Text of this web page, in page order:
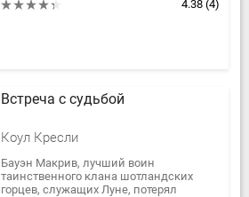
нежным прикосновением
4.38 (4)
Встреча с судьбой
Коул Кресли
Бауэн Макрив, лучший воин
таинственного клана шотландских
горцев, служащих Луне, потерял